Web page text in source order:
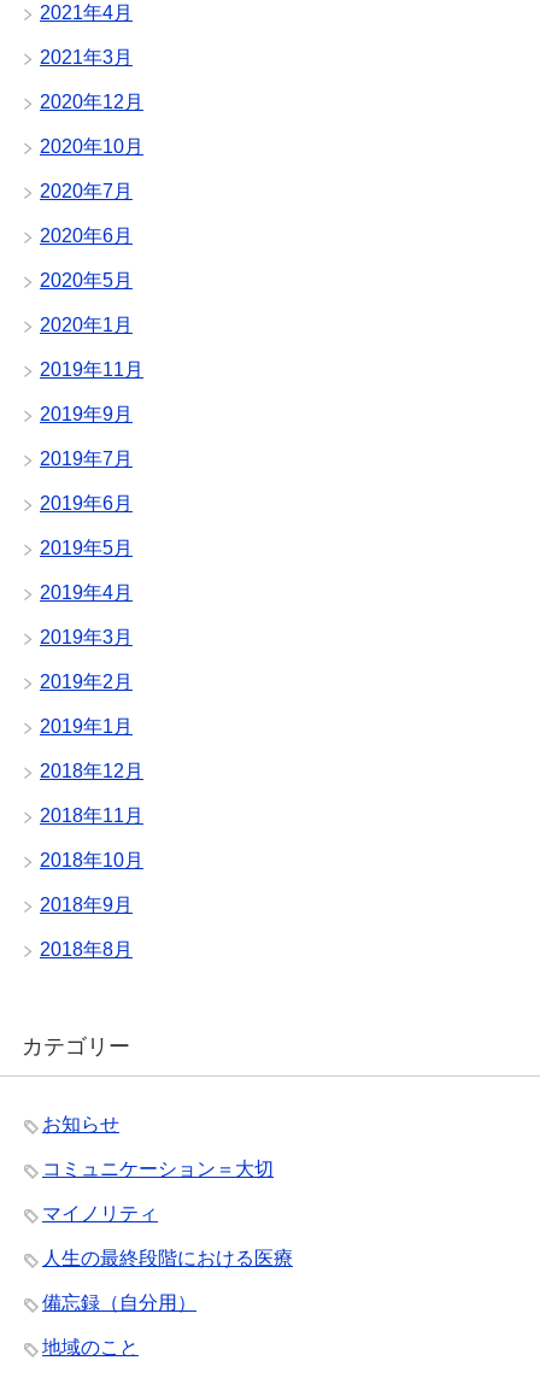
2021年4月
2021年3月
2020年12月
2020年10月
2020年7月
2020年6月
2020年5月
2020年1月
2019年11月
2019年9月
2019年7月
2019年6月
2019年5月
2019年4月
2019年3月
2019年2月
2019年1月
2018年12月
2018年11月
2018年10月
2018年9月
2018年8月
カテゴリー
お知らせ
コミュニケーション＝大切
マイノリティ
人生の最終段階における医療
備忘録（自分用）
地域のこと